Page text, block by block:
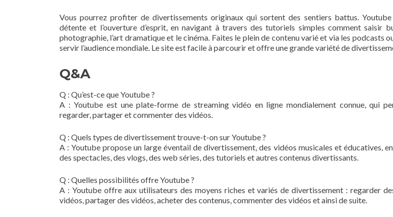
Vous pourrez profiter de divertissements originaux qui sortent des sentiers battus.
détente et l’ouverture d’esprit, en navigant à travers des tutoriels simples comment saisir
photographie, l’art dramatique et le cinéma. Faites le plein de contenu varié et via les podcasts
servir l’audience mondiale. Le site est facile à parcourir et offre une grande variété de
Q&A
Q : Qu’est-ce que Youtube ?
A : Youtube est une plate-forme de streaming vidéo en ligne mondialement connue, qui
regarder, partager et commenter des vidéos.
Q : Quels types de divertissement trouve-t-on sur Youtube ?
A : Youtube propose un large éventail de divertissement, des vidéos musicales et éducatives,
des spectacles, des vlogs, des web séries, des tutoriels et autres contenus divertissants.
Q : Quelles possibilités offre Youtube ?
A : Youtube offre aux utilisateurs des moyens riches et variés de divertissement : regarder
vidéos, partager des vidéos, acheter des contenus, commenter des vidéos et ainsi de suite.